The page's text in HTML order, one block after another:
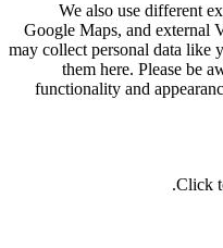
We also
Google Maps,
may collect
them here.
functionality